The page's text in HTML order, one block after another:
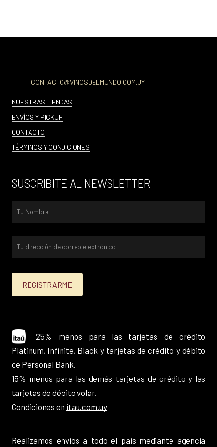
CONTACTO@VINOSDELMUNDO.COM.UY
NUESTRAS TIENDAS
ENVÍOS Y PICKUP
CONTACTO
TÉRMINOS Y CONDICIONES
SUSCRIBITE AL NEWSLETTER
25% menos para las tarjetas de crédito
Platinum, Infinite, Black y tarjetas de crédito y débito
de Personal Bank.
15% menos para las demás tarjetas de crédito y las
tarjetas de débito volar.
Condiciones en itau.com.uy
Realizamos envios a todo el pais mediante agencia